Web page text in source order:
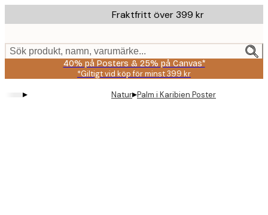
to
content.
Fraktfritt över 399 kr
Sök produkt, namn, varumärke...
40% på Posters & 25% på Canvas*
*Giltigt vid köp för minst 399 kr
▸ Natur▸Palm i Karibien Poster